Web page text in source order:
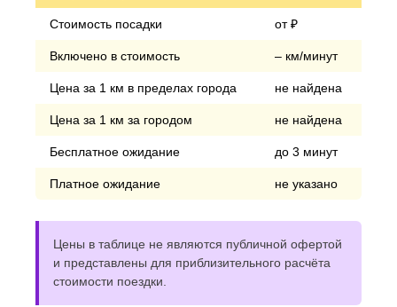
Стоимость посадки от ₽
Включено в стоимость – км/минут
Цена за 1 км в пределах города не найдена
Цена за 1 км за городом не найдена
Бесплатное ожидание до 3 минут
Платное ожидание не указано
Цены в таблице не являются публичной офертой
и представлены для приблизительного расчёта
стоимости поездки.